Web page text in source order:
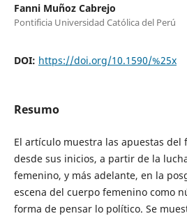
Fanni Muñoz Cabrejo
Pontificia Universidad Católica del Perú
DOI: https://doi.org/10.1590/%25x
Resumo
El artículo muestra las apuestas del
desde sus inicios, a partir de la
femenino, y más adelante, en la
escena del cuerpo femenino como
forma de pensar lo político. Se